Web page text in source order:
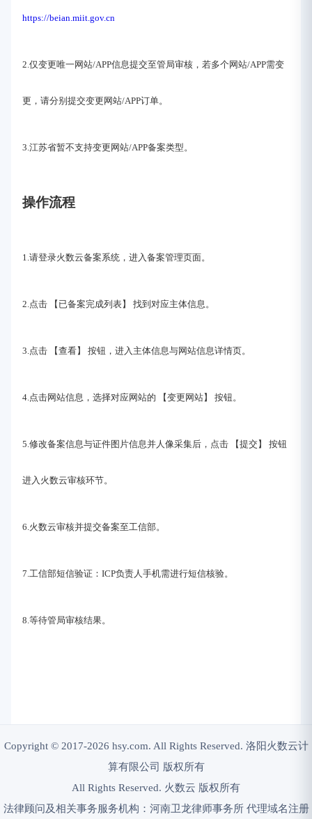
https://beian.miit.gov.cn
2.仅变更唯一网站/APP信息提交至管局审核，若多个网站/APP需变
更，请分别提交变更网站/APP订单。
3.江苏省暂不支持变更网站/APP备案类型。
操作流程
1.请登录火数云备案系统，进入备案管理页面。
2.点击 【已备案完成列表】 找到对应主体信息。
3.点击 【查看】 按钮，进入主体信息与网站信息详情页。
4.点击网站信息，选择对应网站的 【变更网站】 按钮。
5.修改备案信息与证件图片信息并人像采集后，点击 【提交】 按钮
进入火数云审核环节。
6.火数云审核并提交备案至工信部。
7.工信部短信验证：ICP负责人手机需进行短信核验。
8.等待管局审核结果。
Copyright © 2017-2026 hsy.com. All Rights Reserved. 洛阳火数云计
算有限公司 版权所有
All Rights Reserved. 火数云 版权所有
法律顾问及相关事务服务机构：河南卫龙律师事务所 代理域名注册